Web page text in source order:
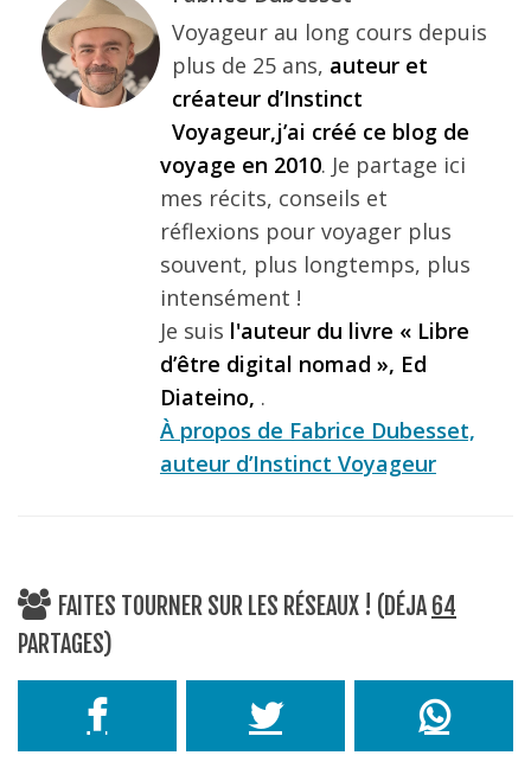
Voyageur au long cours depuis
plus de 25 ans, auteur et
créateur d’Instinct
Voyageur,j’ai créé ce blog de
voyage en 2010. Je partage ici
mes récits, conseils et
réflexions pour voyager plus
souvent, plus longtemps, plus
intensément !
Je suis l'auteur du livre « Libre
d’être digital nomad », Ed
Diateino, .
À propos de Fabrice Dubesset,
auteur d’Instinct Voyageur
FAITES TOURNER SUR LES RÉSEAUX ! (DÉJA 64
PARTAGES)